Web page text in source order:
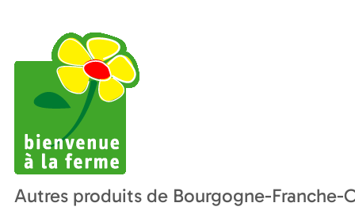
Autres produits de Bourgogne-Franche-